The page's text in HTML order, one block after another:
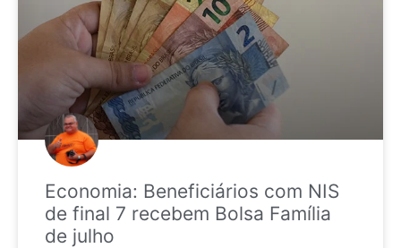
Economia: Beneficiários com NIS
de final 7 recebem Bolsa Família
de julho